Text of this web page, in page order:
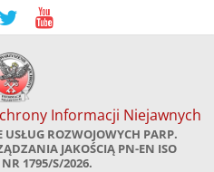
Informacji Niejawnych
ROZWOJOWYCH PARP.
JAKOŚCIĄ PN-EN ISO
1795/S/2026.